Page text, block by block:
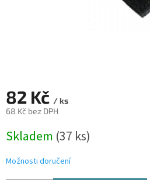
82 Kč / ks
68 Kč bez DPH
cena:
Skladem (37 ks)
Možnosti doručení